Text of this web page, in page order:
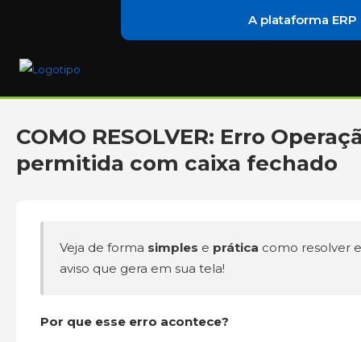
A plataforma
COMO RESOLVER: Erro
permitida com caixa fechado
Veja de forma simples e prática como resolver
aviso que gera em sua tela!
Por que esse erro acontece?